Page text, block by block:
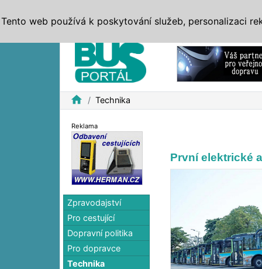
home Technika
Reklama
Zpravodajství
Pro cestující
Dopravní politika
Pro dopravce
Technika
První elektrické
Tento web používá k poskytování služeb, personalizaci